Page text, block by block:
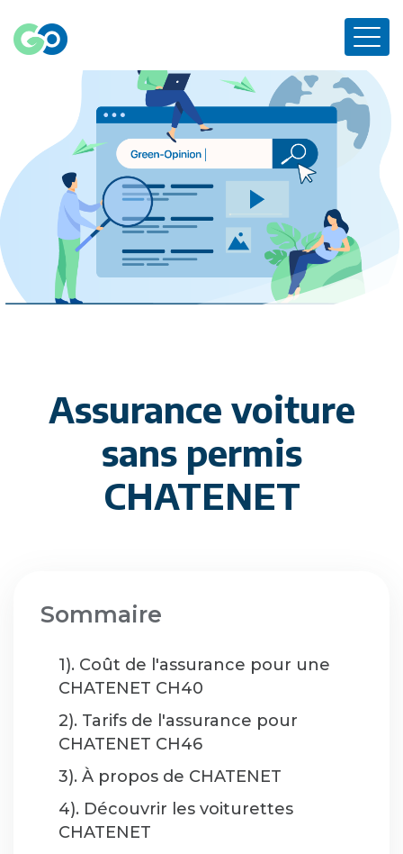
Assurance voiture
sans permis
CHATENET
Sommaire
1). Coût de l'assurance pour une
CHATENET CH40
2). Tarifs de l'assurance pour
CHATENET CH46
3). À propos de CHATENET
4). Découvrir les voiturettes
CHATENET